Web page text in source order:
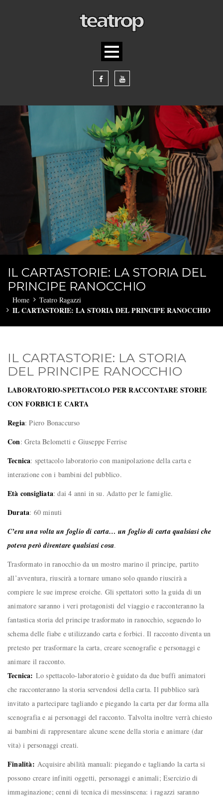
IL CARTASTORIE: LA STORIA DEL
PRINCIPE RANOCCHIO
Home Teatro Ragazzi
IL CARTASTORIE: LA STORIA DEL PRINCIPE RANOCCHIO
IL CARTASTORIE: LA STORIA
DEL PRINCIPE RANOCCHIO
LABORATORIO-SPETTACOLO PER RACCONTARE STORIE
CON FORBICI E CARTA
Regia: Piero Bonaccurso
Con: Greta Belometti e Giuseppe Ferrise
Tecnica: spettacolo laboratorio con manipolazione della carta e
interazione con i bambini del pubblico.
Età consigliata: dai 4 anni in su. Adatto per le famiglie.
Durata: 60 minuti
C’era una volta un foglio di carta… un foglio di carta qualsiasi che
poteva però diventare qualsiasi cosa.
Trasformato in ranocchio da un mostro marino il principe, partito
all’avventura, riuscirà a tornare umano solo quando riuscirà a
compiere le sue imprese eroiche. Gli spettatori sotto la guida di un
animatore saranno i veri protagonisti del viaggio e racconteranno la
fantastica storia del principe trasformato in ranocchio, seguendo lo
schema delle fiabe e utilizzando carta e forbici. Il racconto diventa un
pretesto per trasformare la carta, creare scenografie e personaggi e
animare il racconto.
Tecnica: Lo spettacolo-laboratorio è guidato da due buffi animatori
che racconteranno la storia servendosi della carta. Il pubblico sarà
invitato a partecipare tagliando e piegando la carta per dar forma alla
scenografia e ai personaggi del racconto. Talvolta inoltre verrà chiesto
ai bambini di rappresentare alcune scene della storia e animare (dar
vita) i personaggi creati.
Finalità: Acquisire abilità manuali: piegando e tagliando la carta si
possono creare infiniti oggetti, personaggi e animali; Esercizio di
immaginazione; cenni di tecnica di messinscena: i ragazzi saranno